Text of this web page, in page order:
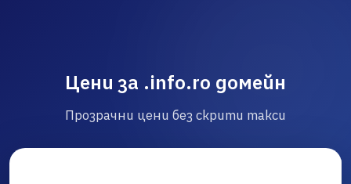
Цени за .info.ro домейн
Прозрачни цени без скрити такси